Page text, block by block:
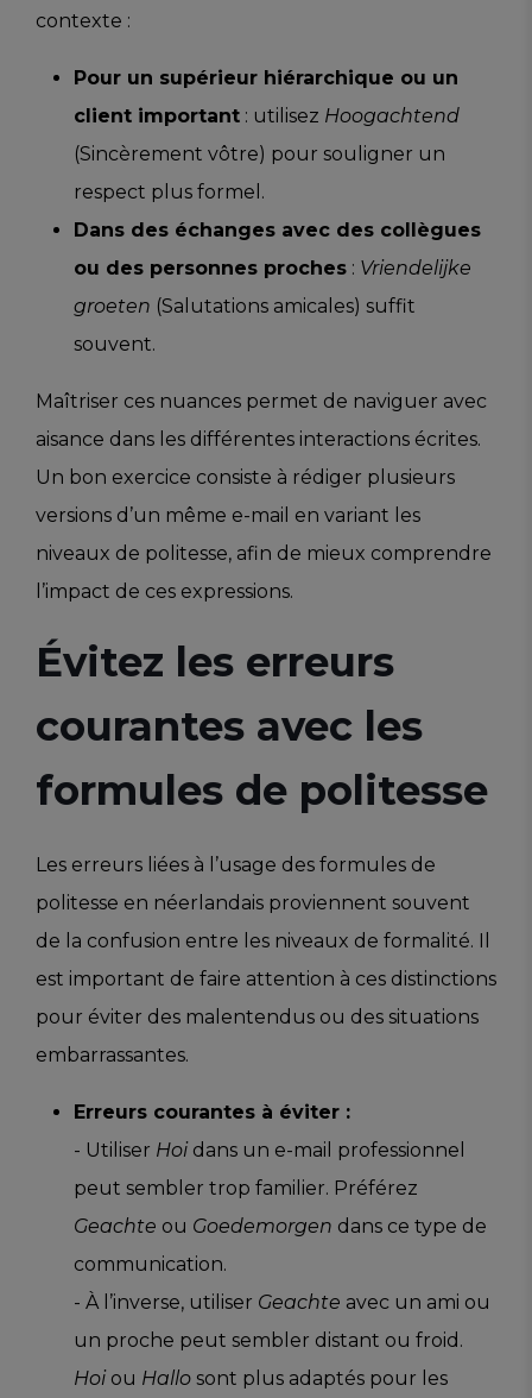
contexte :
Pour un supérieur hiérarchique ou un
client important : utilisez Hoogachtend
(Sincèrement vôtre) pour souligner un
respect plus formel.
Dans des échanges avec des collègues
ou des personnes proches : Vriendelijke
groeten (Salutations amicales) suffit
souvent.
Maîtriser ces nuances permet de naviguer avec
aisance dans les différentes interactions écrites.
Un bon exercice consiste à rédiger plusieurs
versions d’un même e-mail en variant les
niveaux de politesse, afin de mieux comprendre
l’impact de ces expressions.
Évitez les erreurs
courantes avec les
formules de politesse
Les erreurs liées à l’usage des formules de
politesse en néerlandais proviennent souvent
de la confusion entre les niveaux de formalité. Il
est important de faire attention à ces distinctions
pour éviter des malentendus ou des situations
embarrassantes.
Erreurs courantes à éviter :
- Utiliser Hoidans un e-mail professionnel
peut sembler trop familier. Préférez
Geachte ou Goedemorgen dans ce type de
communication.
- À l’inverse, utiliser Geachte avec un ami ou
un proche peut sembler distant ou froid.
Hoiou Hallo sont plus adaptés pour les